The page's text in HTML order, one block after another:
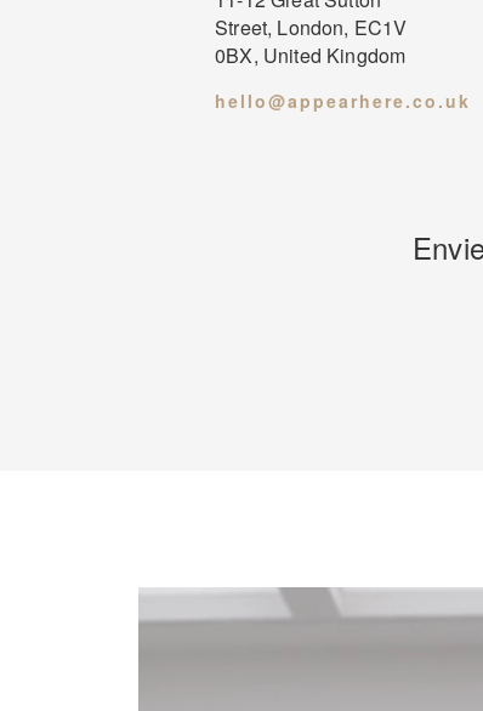
Street, London, EC1V
0BX, United Kingdom
hello@appearhere.co.uk